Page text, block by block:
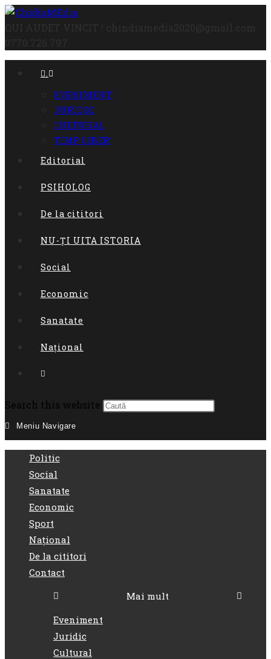
Skip
.
EVENIMENT
JURIDIC
CULTURAL
TIMP LIBER
Editorial
PSIHOLOG
De la cititori
NU-ȚI UITA ISTORIA
Social
Economic
Sanatate
Național
Toggle
website
search
Search this website
Press
close
Meniu Navigare
Politic
Social
Sanatate
Economic
Sport
Național
De la cititori
Contact
Mai mult
Eveniment
Juridic
Cultural